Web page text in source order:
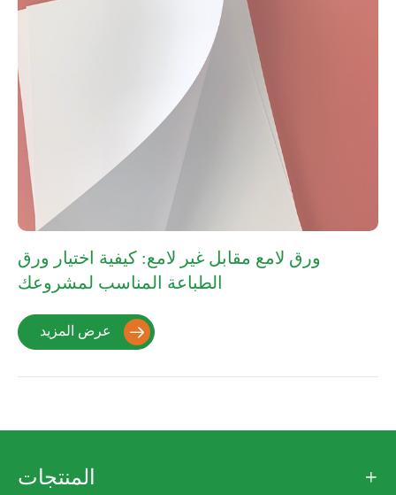
ورق لامع مقابل غير لامع: كيفية اختيار ورق
الطباعة المناسب لمشروعك

المنتجات 